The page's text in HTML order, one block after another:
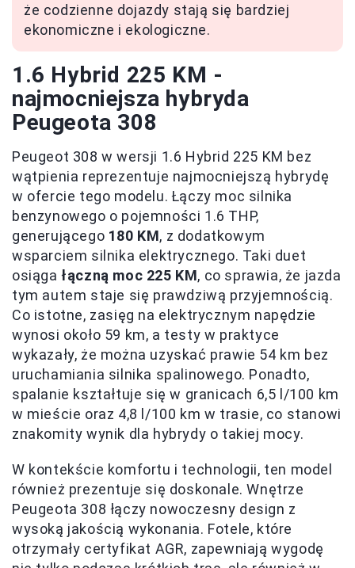
że codzienne dojazdy stają się bardziej
ekonomiczne i ekologiczne.
1.6 Hybrid 225 KM -
najmocniejsza hybryda
Peugeota 308
Peugeot 308 w wersji 1.6 Hybrid 225 KM bez
wątpienia reprezentuje najmocniejszą hybrydę
w ofercie tego modelu. Łączy moc silnika
benzynowego o pojemności 1.6 THP,
generującego 180 KM, z dodatkowym
wsparciem silnika elektrycznego. Taki duet
osiągałączną moc 225 KM, co sprawia, że jazda
tym autem staje się prawdziwą przyjemnością.
Co istotne, zasięg na elektrycznym napędzie
wynosi około 59 km, a testy w praktyce
wykazały, że można uzyskać prawie 54 km bez
uruchamiania silnika spalinowego. Ponadto,
spalanie kształtuje się w granicach 6,5 l/100 km
w mieście oraz 4,8 l/100 km w trasie, co stanowi
znakomity wynik dla hybrydy o takiej mocy.
W kontekście komfortu i technologii, ten model
również prezentuje się doskonale. Wnętrze
Peugeota 308 łączy nowoczesny design z
wysoką jakością wykonania. Fotele, które
otrzymały certyfikat AGR, zapewniają wygodę